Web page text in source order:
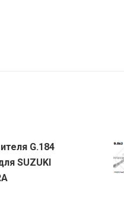
G.184
SUZUKI